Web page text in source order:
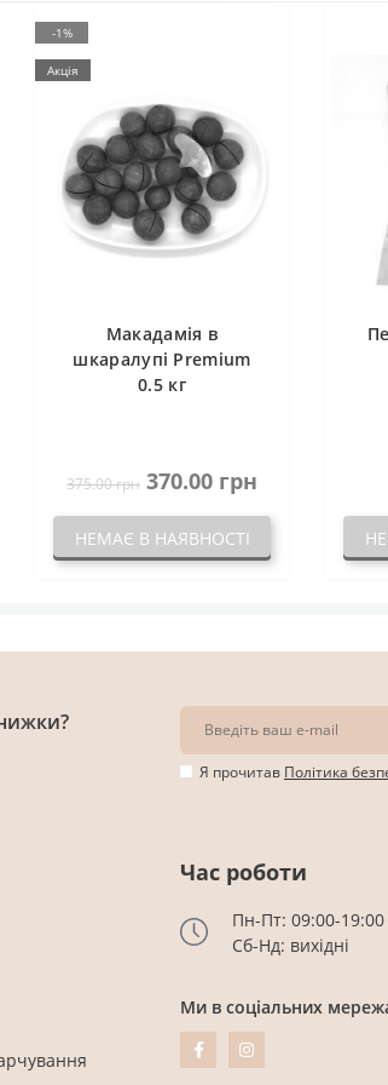
-1%
Акція
Макадамія в
шкаралупі Premium
0.5 кг
375.00 грн 370.00 грн
НЕМАЄ В НАЯВНОСТІ
Я прочитав Політика
Час роботи
Пн-Пт: 09:00-19:00
Сб-Нд: вихідні
Ми в соціальних